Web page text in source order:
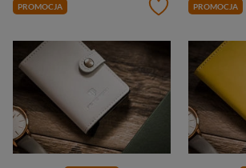
PROMOCJA PROMOCJA